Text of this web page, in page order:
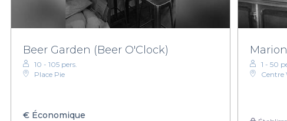
Beer Garden (Beer O'Clock)
10 - 105 pers.
Place Pie
€ Économique
1 - 50
Centre